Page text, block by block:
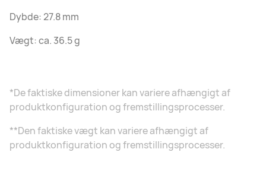
Dybde: 27.8 mm
Vægt: ca. 36.5 g
*De faktiske dimensioner kan variere afhængigt af
produktkonfiguration og fremstillingsprocesser.
**Den faktiske vægt kan variere afhængigt af
produktkonfiguration og fremstillingsprocesser.